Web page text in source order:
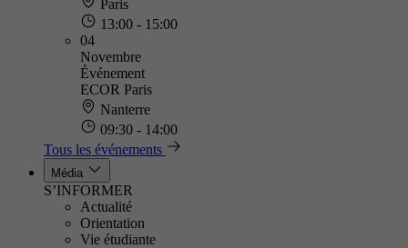
Paris
13:00 - 15:00
04
Novembre
Événement
ECOR Paris
Nanterre
09:30 - 14:00
Tous les événements
Média
S’INFORMER
Actualité
Orientation
Vie étudiante